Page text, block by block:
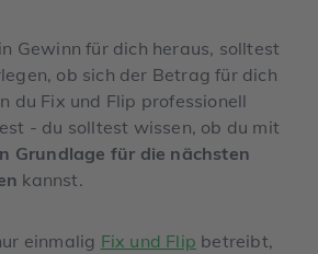
Gewinn für dich heraus, solltest
ob sich der Betrag für dich
du Fix und Flip professionell
- du solltest wissen, ob du mit
Grundlage für die nächsten
kannst.
einmalig Fix und Flip betreibt,